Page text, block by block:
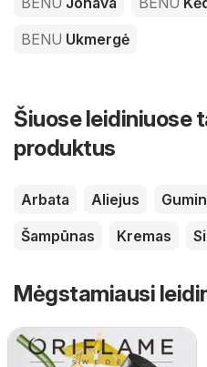
BENU Ukmergė
Šiuose leidiniuose
produktus
Arbata Aliejus
Šampūnas
Kremas
Mėgstamiausi